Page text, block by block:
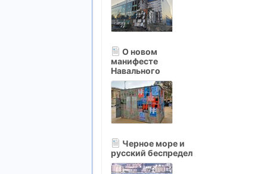
О новом
манифесте
Навального
Черное море и
русский беспредел